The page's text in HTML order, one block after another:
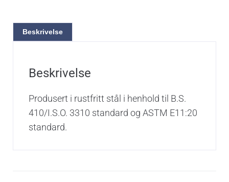
Beskrivelse
Beskrivelse
Produsert i rustfritt stål i henhold til B.S.
410/I.S.O. 3310 standard og ASTM E11:20
standard.